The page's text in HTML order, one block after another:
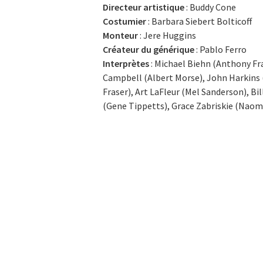
Directeur artistique: Buddy Cone
Costumier: Barbara Siebert Bolticoff
Monteur: Jere Huggins
Créateur du générique: Pablo Ferro
Interprètes: Michael Biehn (Anthony
Campbell (Albert Morse), John Harkins
Fraser), Art LaFleur (Mel Sanderson),
(Gene Tippetts), Grace Zabriskie